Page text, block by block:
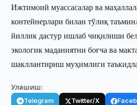
Ижтимоий муассасалар ва
контейнерлари билан тўлиқ
йиллик дастур ишлаб чиқилиши
экологик маданиятни боғча ва
шакллантириш муҳимлиги
Улашиш:
Telegram Twitter/X